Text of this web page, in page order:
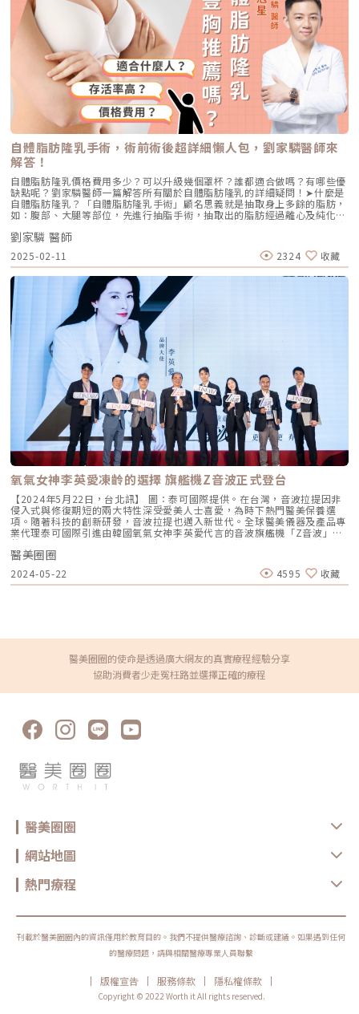
趁中午過來打Oligio玩美電波，輕鬆享受變美的過程。還有病人打完直接在
診所門口自拍，因為當下就覺得臉變緊緻了，想記錄自己變美的過程。她也
提醒有戴金屬牙套、臉部有裝金屬板、心臟節律器、或是吃凝血藥、蟹足腫
的病人，比較不適合施打，或是要請醫師評估。蔡逸姍院長受邀擔任Oligio
玩美電波台灣上市發表會的講師，也曾到馬來西亞分享亞洲膚色及膚質的治
療經驗。圖/京硯皮膚科提供堅持漸加哲學，提供更多新的玩美體驗京硯10
幾年來，一直謹守著專業醫師的立場，引導客戶正確的觀念，就像蔡逸姍院
長強調的不管做什麼，都要秉持自己的初衷「吃得下、睡得著」，很多客戶
到診所，即便事前做過功課，但其實並不知道自己真正的需求是什麼，所以
醫師初次的諮詢非常重要。先了解客戶在意的點是甚麼，例如鬆垮垂，再針
對需求來規劃電波的發數、有沒有需要合併治療，「靈活的運用手邊各種武
器，像加法一樣，根據病人的狀況漸進式的給予療程建議，讓他得到最滿意
的結果。」台灣的醫美市場腳步很快，蔡逸姍院長除了積極跟上腳步外，也
會根據客戶的需求更新醫療設備提供更新、更好的體驗。她也提醒消費者，
現在網路資訊雖然相當龐大，但很多內容並不一定完全正確，除了上網搜
尋，更要諮詢專業的醫師建議，蔡逸姍院長也推薦大家收聽由她和京硯診所
的另一位皮膚專科醫師胡怡萱主持的「醫直美麗 Podcast」，聽他們一起
分享關於皮膚的大小事。兩位醫師也在YouTube上開設了「京硯皮膚科診
所」頻道，除了科普皮膚和醫美知識外，還能看到兩位醫師不藏私地分享下
班後如何聰明消費和生活妙招，影片內容相當豐富多元。如果想更深入探索
更多精彩內容，歡迎大家踴躍訂閱、按讚和分享。京硯皮膚科蔡逸姍 院
長。圖/京硯皮膚科提供❤️ 想了解更多關於京硯皮膚科❤️☎️02-25031076?
台北市中山區長春路210號⭕️ 京硯皮膚科官方網站⭕️Instagram⭕️
Facebook⭕️ Line@官方帳號
見的形成原因包括先天皮膚較薄、靜脈循環不佳、長期過敏揉眼造成的色素
累積、紫外線曝曬、淚溝凹陷，以及隨年齡增長出現的脂肪位移與老化變
化。熬夜則會讓原本存在的問題更加明顯。黑眼圈類型不只三種？臨床常見
四大分類解析在討論黑眼圈醫美之前，最關鍵的一步不是先挑療程，而是先
判斷黑眼圈的主要類型。因為黑眼圈外觀看起來相似，成因卻可能完全不
同；若方向抓錯，即使做了治療也容易覺得改善有限。臨床上常見的黑眼圈
可分為四種：色素型、血管型、結構型（淚溝型），以及最常見的混合型。
以下逐一說明每一型的典型特徵與常見改善方向。一、色素型黑眼圈色素型
黑眼圈主要來自黑色素沉澱，顏色多呈咖啡色、灰棕色或偏暗沉的色調。這
類黑眼圈通常不太受光線角度影響，拉開眼下皮膚後，顏色仍會明顯存在。
常見誘因包括紫外線曝曬、長期過敏揉眼、異位性皮膚炎體質，以及卸妝或
清潔時過度摩擦造成的慢性刺激。若以黑眼圈醫美方向來看，色素型多會以
雷射或光電類療程作為主要改善策略。二、血管型黑眼圈血管型黑眼圈常見
於眼周皮膚較薄的人，即使年輕也可能出現。外觀多呈藍紫色或暗紅色，熬
夜、疲勞或作息紊亂時往往更明顯；部分人輕壓眼下後顏色會暫時變淡。其
形成原因多與靜脈循環不佳、眼周皮膚過薄導致血管透色、或微血管顯色有
關。黑眼圈醫美規劃上，通常會考慮以染料雷射等血管取向的光電治療作為
方向，但效果仍需依膚質厚薄與個人狀況評估。三、結構型（淚溝型）黑眼
圈結構型黑眼圈並非真的「變黑」，更多是眼下凹陷造成的陰影。當淚溝凹
陷或眼眶骨架輪廓較明顯時，在光線下就會形成陰影帶，因此會出現「換角
度深淺不同」的特性。這類型常隨年齡增長而更明顯，與脂肪位移、眼周支
撐減弱及老化變化相關。以黑眼圈醫美治療而言，結構型通常以填充類療程
為主要方向，例如玻尿酸或自體脂肪補脂，用以改善凹陷與陰影。四、混合
型黑眼圈（臨床最常見）現實中，純單一型黑眼圈並不多見；多數人同時存
在兩種以上因素，例如既有淚溝凹陷形成陰影，又伴隨色素沉澱，熬夜時還
會讓血管透色更明顯，這類情況就屬於混合型黑眼圈。混合型若只做單一黑
眼圈醫美療程，常會覺得改善不完整，因此較常採取分階段或複合式規劃，
例如先處理色素或血管顯色，再搭配填充改善結構陰影。臨床上混合型比例
很高，所以在評估黑眼圈醫美之前，完整診斷往往比「先選療程」更重要。
也正因為成因複雜，黑眼圈醫美治療並不存在「單一標準答案」。在選擇療
程之前，先判斷主要問題來源，才是有效改善的第一步。黑眼圈醫美療程完
整比較表（市面主流療程整理）在評估療程之前，理解各類治療方式的作用
原理與適應對象，是做出正確選擇的關鍵。下表整理目前臨床常見的黑眼圈
醫美療程，包括改善機制、適合類型、維持時間與核心優勢，協助你在進行
療程規劃前，先建立清楚的判斷基礎。 療程類型 代表療程 改善原理 適合黑
眼圈類型 維持時間 優點 雷射類 皮秒雷射 擊碎黑色素 促進代謝 色素型 需
療程累積，後續定期保養與防曬 淡化暗沉 改善膚質 雷射類 染料雷射 針對
血紅素吸收波長 血管型 需多次療程，視血管顯色程度定期維持 改善藍紫色
脂肪填補凹陷 結構型明顯 長期（視脂肪存活率） 提升支撐力 與膚質厚度
增生劑 膠原蛋白植入劑 （如熊貓針） 填補凹陷 淡化黑色素 色素型、血管
型混合型、結構型 約6–12個月 改善膚質厚度 複合療程 雷射＋填充 多重成
因分階段規劃 混合型 視規劃 效果完整 黑眼圈醫美風險與注意事項黑眼圈治
療多屬微創或光電療程，但眼周皮膚薄、血管密集，仍需把風險與限制講清
楚。不同療程的風險點也不相同，術前評估做得越細，後續越不容易踩雷。
以雷射與光電治療而言，常見反應包含短暫紅腫、乾燥敏感或結痂；少數人
可能出現暫時性色素加深（反黑）或色差，尤其在防曬不足、膚色較深或術
後照護不當時更容易發生。若是以填充改善淚溝凹陷，則可能出現瘀青、水
腫、左右不對稱或觸感不平整；若注射層次過淺，還可能出現泛藍灰的「廷
得耳效應」。更需要嚴肅看待的是，填充物注射存在低機率但嚴重的血管阻
塞風險，因此更仰賴醫師對眼周解剖與層次的掌握。因此，黑眼圈醫美的安
全關鍵不在於做哪一種療程，而在於「診斷是否正確、操作是否專業、術後
消失。當黑眼圈改善約六至八成，整體氣色與精神感往往已有顯著差異。醫
美的價值不在於追求零痕跡，而是在安全前提下，讓外觀看起來更清爽自
然。黑眼圈醫美常見問題FAQQ1：黑眼圈一定要打雷射才能改善嗎？不一
定。黑眼圈醫美的治療方式取決於類型。若屬於色素型，雷射確實是常見選
施作更重要。Q2：黑眼圈醫美幾歲可以做？一般來說，年滿 18 歲即可評估
黑眼圈醫美療程。但是否適合施作，仍需依黑眼圈成因、皮膚狀況與整體健
微腫脹，通常數天內緩解；填充類療程可能出現瘀青或局部腫脹，約一週內
逐漸穩定。實際恢復情況會依體質與施作方式而異。Q4：黑眼圈可以一次
治療就完全改善嗎？若屬於單一成因，經正確評估後可能在一次療程中獲得
黑眼圈醫美後需要特別保養嗎？需要。無論是雷射或填充類療程，術後保養
都會影響穩定度與維持時間。雷射治療後應加強防曬與保濕，避免色素反
應；填充療程後則需避免過度按壓、劇烈運動或高溫環境，並依醫師建議回
診追蹤。良好的術後照護，有助於讓黑眼圈醫美效果更穩定。Q6：黑眼圈
產品、醫師經驗與是否需要複合式規劃。例如雷射通常以次計費，而填充類
則依劑量與品牌計價。混合型黑眼圈可能需要分階段治療，整體費用自然較
色深淺的問題，而是讓人看起來疲憊、沒朝氣。當陰影淡了、色調亮了，整
是把那些讓人分心的瑕疵退到背景。真正的改變，是剛剛好的自然！★溫馨
提醒★小編要提醒大家，醫療並非單純的商業交易，所有的療程都伴隨著風
險。因此，作為消費者應該謹慎選擇合適的醫療方案，以確保安全與健康。
自體脂肪隆乳手術，術前術後超詳細懶人包，劉家驎醫師來
解答！
自體脂肪隆乳價格費用多少？可以升級幾個罩杯？誰都適合做嗎？有哪些優
缺點呢？劉家驎醫師一篇解答所有關於自體脂肪隆乳的詳細疑問！➤什麼是
自體脂肪隆乳？「自體脂肪隆乳手術」顧名思義就是抽取身上多餘的脂肪，
如：腹部、大腿等部位，先進行抽脂手術，抽取出的脂肪經過離心及純化技
術後，將健康的黃金脂肪細胞，以欣莘劉家驎院長親研的「多層次堆疊」注
射方式，均勻填充至胸部皮下、筋膜、肌肉和脂肪層。➤哪些人適合做自體
脂肪隆乳手術？美麗的胸型是女性展現身材的重要部份，天生的不足、產後
與年紀產生的鬆弛等，都會是破壞胸型的因素，但若要選擇假體植入身體的
隆乳的方式，許多人也會害怕需要按摩、觸感軟硬度、或排斥攣縮等問題，
因此利用自體脂肪回填隆乳就是最佳選擇，以下解析幾種狀況，看看你適不
適合這項手術吧！（圖／欣莘時尚美學診所-劉家驎醫師提供）自體脂肪隆
乳常見的取脂部位一般常見取得自體脂肪的部位有：腹部、大腿內外側、腰
臀等，除了該處較容易累積脂肪外，這些脂肪也是最健康的。➤自體脂肪隆
乳如何進行？手術流程？（圖／欣莘時尚美學診所-劉家驎醫師提供）自體
脂肪隆乳手術是讓黃金脂肪再次利用，成為真材實料的美胸，身體雕塑+豐
胸一舉兩得的手術方式，且自體脂肪移植技術不只能填補胸部，更廣為應用
在臉頰凹陷、豐滿額頭．讓臉型看起來更佳圓潤飽滿好看。➤自體脂肪隆乳
手術的傷口會在哪裡？（圖／欣莘時尚美學診所-劉家驎醫師提供）自體脂
肪隆乳手術的傷口如針孔般大小，約為0.2cm，補脂傷口位於注射脂肪的入
針處，如：腋下皺褶或乳房邊緣，傷口癒合後幾乎看不見；而抽脂手術的傷
口視抽脂部位而定，通常隱藏在大腿內側根部等不易發現的位置。術後恢復
照顧得好，是可以近乎隱痕的。➤自體脂肪隆乳手術可以大幾個罩杯？（圖
／欣莘時尚美學診所-劉家驎醫師提供）自體脂肪隆乳手術，須考量到自身
抽脂部位是否有足夠的脂肪量，以及胸部皮膚的鬆緊程度，這都是手術評估
的條件之一。若有足夠的脂肪量和填補空間，平均可以增加1～1.5個罩杯，
若期望能增加多個罩杯以上，建議可進行二次自體脂肪隆乳手術。欣莘劉家
驎院長15年以上抽補脂經驗，以及特殊填補技術，可大大提升脂肪存活率。
➤是不是可以把抽出的脂肪全部填補在胸部上？一般來說，單次補脂量建議
約250cc-300cc，若是皮膚過緊沒有足夠空間的情況下，補了過多的脂肪，
反而容易降低脂肪存活率，甚至提高胸部脂肪鈣化及流失的可能性。➤自體
脂肪隆乳手術存活率是多少呢？（圖／欣莘時尚美學診所-劉家驎醫師提
供）自體脂肪移植手術最重要的就是「脂肪細胞存活率」，每個人自身的脂
肪細胞活躍性不同，因此存活率也不一樣。一般來說，脂肪存活率約50-
70%，而術後良好的照護維持，能提高脂肪的存活機率。所以千萬不能因脂
肪移植到胸部後，就忽略術後照護的重要性，待3-6個月後，補脂部位存活
下來的脂肪細胞就會永久存活下來。透過脂肪離心純化及劉家驎院長的多層
次精細填補技術，可將流失率大幅降低，達到確實增加理想罩杯的效果。➤
（圖／欣莘時尚美學診所-劉家驎醫師提供）自體脂肪隆乳後的胸部會非常
自然，因為是取用自身的脂肪來填補，觸感上就如同真實胸部。術後胸部不
需要按摩，但建議抽脂的部位術後搭配按摩療程，可讓抽脂部位的肌膚更緊
緻，不易有凹凸鬆弛問題產生。因此無論是觸感或胸型，都宛如天生真材實
醫師專欄」
劉家驎 醫師
2025-02-11 2324 收藏
氧氣女神李英愛凍齡的選擇 旗艦機Z音波正式登台
【2024年5月22日，台北訊】 圖：泰可國際提供。在台灣，音波拉提因非
侵入式與修復期短的兩大特性深受愛美人士喜愛，為時下熱門醫美保養選
項。隨著科技的創新研發，音波拉提也邁入新世代。全球醫美儀器及產品專
業代理泰可國際引進由韓國氧氣女神李英愛代言的音波旗艦機「Z音波」，
整合點狀與線性探頭，搭配高速擊發探頭，為音波拉提帶來更快、更有感的
客製化療程體驗。日前(19)舉辦上市研討會，現場超過百位醫美醫師與同業
共襄盛舉，見證「Z音波」的科技與魅力。30分鐘全方位保養的選擇 Z音波
高速線性HIFU搭配點線融合切換 客製化更全面「高效」與「客製化」已成
為現代醫美保養療程的選擇的重點，根據市場研究公司Drive Research的調
與身體等部位的四種不同功能探頭與不同能量的排列組合，讓治療應用範圍
擴大且更多元。」醫美名醫見證分享 Z音波更快更有感且安全本次Z音波上
市研討會，泰可國際特別邀請韓國原廠 Jeisys 與台灣醫美名醫，從「Z音
探頭有助於消脂，「Z音波」點線融合搭配多元探頭選擇，能高效貼近不同
臉型輪廓的改善需求，客製化調整不同深度、能量，針對每一個案達到最適
整形外科診所副院長陳信宏醫師分享「Z音波」點線一體在身體拉提應用的
案例，跳脫過往音波拉提聚焦在臉部療程，獲得在場與會者的關注。陳信宏
醫師說：「包括像腹部、腰間肉、大腿、臀部、膝蓋上方等脂肪較厚的部
上的挑戰，但「Z音波」擊發速度快，以本身操作體驗而言，與其他機種相
比感覺快了近一倍，這對醫師與病人兩端都是有所助益。」恆美學診所院長
暨創辦人鄒承軒醫師則提到：「從現今韓國醫美講求『skin quality』的源
頭保養觀念來看，持續性的複合式療程是長期抗老的趨勢，而「Z音波」的
能產生錯位避免能量過度疊加，所以即便速度快卻能降低熱傷害的疑慮，在
療程安全性上亦有所提升。最後，根據正在進行的研究文獻資料初步顯示，
潤的效果，這部分若能持續研究驗證，相信會是音波療程的新藍海。」最
點狀探頭到2022年時研發出具消脂功能線性探頭，然而秉持醫美療程對於
好還要更好的需求，除了治療效果外，客製化與療程時間也成為考量，「Z
音波」的誕生不僅代表音波科技的再進化，也展現醫美產業潛力發展的可
於提供「先進安全的醫美產品」，除了提供醫美儀器設備銷售及維護服務，
亦代理並經銷國際知名品牌。結合業務、行銷、教育訓練及維修人員，共同
組成服務小組，提供即時迅速的服務、產品銷售及通路服務，與客戶共同創
醫美圈圈
2024-05-22 4595 收藏
醫美圈圈的使命是透過廣大網友的真實療程經驗分享
協助消費者少走冤枉路並選擇正確的療程
醫美圈圈
網站地圖
熱門療程
刊載於醫美圈圈內的資訊僅用於教育目的。我們不提供醫療諮詢、診斷或建議。如果遇到任何
的醫療問題，請與相關醫療專業人員聯繫
| 版權宣告 | 服務條款 | 隱私權條款
|
Copyright © 2022 Worth it All rights reserved.